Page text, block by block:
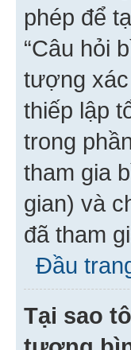
phép để
“Câu hỏi
tượng xác
thiếp lập
trong
tham gia
gian) và
đã tham
Đầu
Tại sao